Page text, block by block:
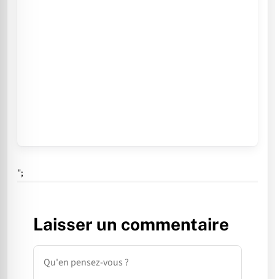
";
Laisser un commentaire
Commentaire